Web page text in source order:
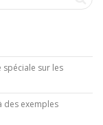
sur les
des exemples